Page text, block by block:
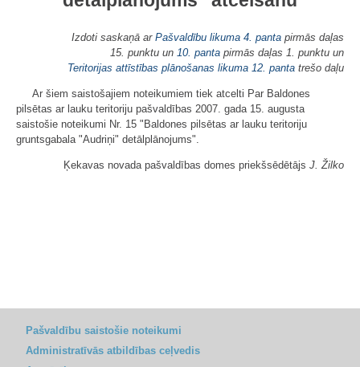
Izdoti saskaņā ar Pašvaldību likuma 4. panta pirmās daļas
15. punktu un 10. panta pirmās daļas 1. punktu un
Teritorijas attīstības plānošanas likuma 12. panta trešo daļu
Ar šiem saistošajiem noteikumiem tiek atcelti Par Baldones
pilsētas ar lauku teritoriju pašvaldības 2007. gada 15. augusta
saistošie noteikumi Nr. 15 "Baldones pilsētas ar lauku teritoriju
gruntsgabala "Audriņi" detālplānojums".
Ķekavas novada pašvaldības domes priekšsēdētājs J. Žilko
Pašvaldību saistošie noteikumi
Administratīvās atbildības ceļvedis